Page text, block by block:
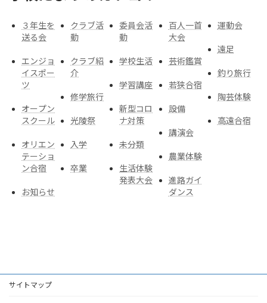
３年生を
送る会
エンジョ
イスポー
ツ
オープン
スクール
オリエン
テーショ
ン合宿
お知らせ
クラブ活
動
クラブ紹
介
修学旅行
光陵祭
入学
卒業
委員会活
動
学校生活
学習講座
新型コロ
ナ対策
未分類
生活体験
発表大会
百人一首
大会
芸術鑑賞
若狭合宿
設備
講演会
農業体験
進路ガイ
ダンス
運動会
遠足
釣り旅行
陶芸体験
高遠合宿
サイトマップ